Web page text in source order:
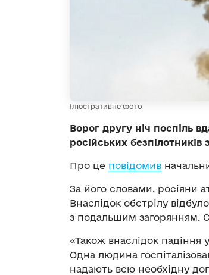
Ілюстративне фото
Ворог другу ніч поспіль
російських
Про це повідомив
За його словами, росіяни
Внаслідок обстрілу
з подальшим загорянням.
«Також внаслідок
Одна людина
надають всю необхідну